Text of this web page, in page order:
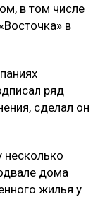
в том числе
в
ряд
сделал он
несколько
дома
жилья у